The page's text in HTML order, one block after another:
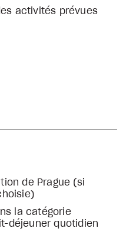
activités prévues
de Prague (si
la catégorie
déjeuner quotidien